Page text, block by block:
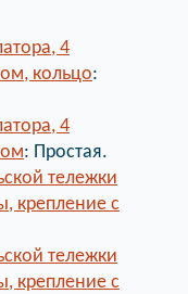
4
кольцо:
4
: Простая.
тележки
крепление с
тележки
крепление с